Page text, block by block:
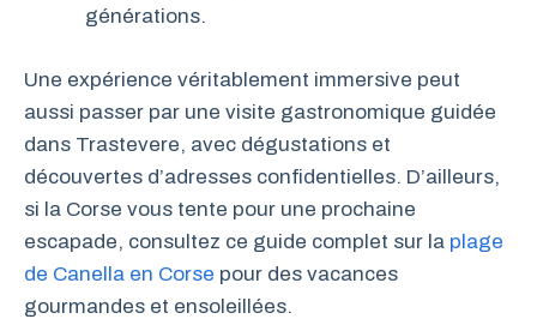
générations.
Une expérience véritablement immersive peut
aussi passer par une visite gastronomique guidée
dans Trastevere, avec dégustations et
découvertes d’adresses confidentielles. D’ailleurs,
si la Corse vous tente pour une prochaine
escapade, consultez ce guide complet sur la plage
de Canella en Corse pour des vacances
gourmandes et ensoleillées.